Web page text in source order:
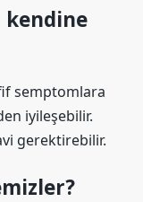
kendine
semptomlara
iyileşebilir.
gerektirebilir.